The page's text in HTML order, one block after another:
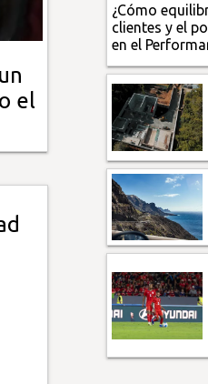
el
¿Cómo
clientes y el
en el